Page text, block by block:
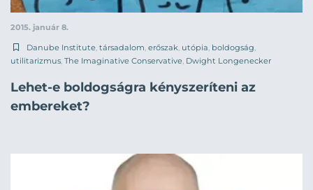
2015. január 8.
Danube Institute társadalom erőszak utópia boldogság
utilitarizmus The Imaginative Conservative Dwight Longenecker
Lehet-e boldogságra kényszeríteni az
embereket?